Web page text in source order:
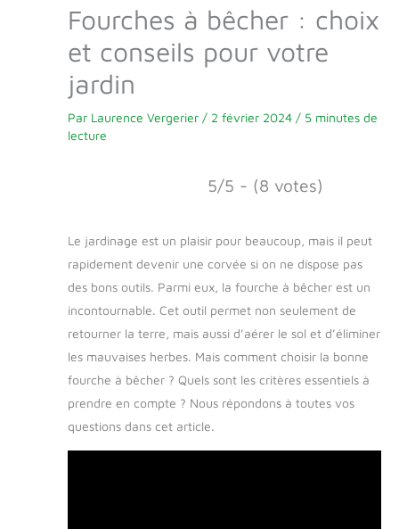
Fourches à bêcher : choix
et conseils pour votre
jardin
Par Laurence Vergerier / 2 février 2024 / 5 minutes de
lecture
5/5 - (8 votes)
Le jardinage est un plaisir pour beaucoup, mais il peut
rapidement devenir une corvée si on ne dispose pas
des bons outils. Parmi eux, la fourche à bêcher est un
incontournable. Cet outil permet non seulement de
retourner la terre, mais aussi d’aérer le sol et d’éliminer
les mauvaises herbes. Mais comment choisir la bonne
fourche à bêcher ? Quels sont les critères essentiels à
prendre en compte ? Nous répondons à toutes vos
questions dans cet article.